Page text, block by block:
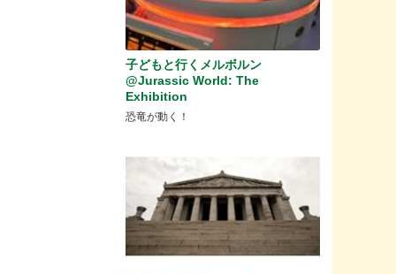
子どもと行くメルボルン
@Jurassic World: The
Exhibition
恐竜が動く！